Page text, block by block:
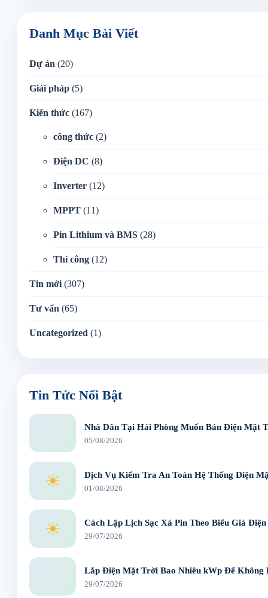
Danh Mục Bài Viết
Dự án (20)
Giải pháp (5)
Kiến thức (167)
công thức (2)
Điện DC (8)
Inverter (12)
MPPT (11)
Pin Lithium và BMS (28)
Thi công (12)
Tin mới (307)
Tư vấn (65)
Uncategorized (1)
Tin Tức Nổi Bật
Nhà Dân Tại Hải Phòng Muốn Bán Điện Mặt
05/08/2026
☀ Dịch Vụ Kiểm Tra An Toàn Hệ Thống Điện
01/08/2026
☀ Cách Lập Lịch Sạc Xả Pin Theo Biểu Giá
29/07/2026
Lắp Điện Mặt Trời Bao Nhiêu kWp Để Không
29/07/2026